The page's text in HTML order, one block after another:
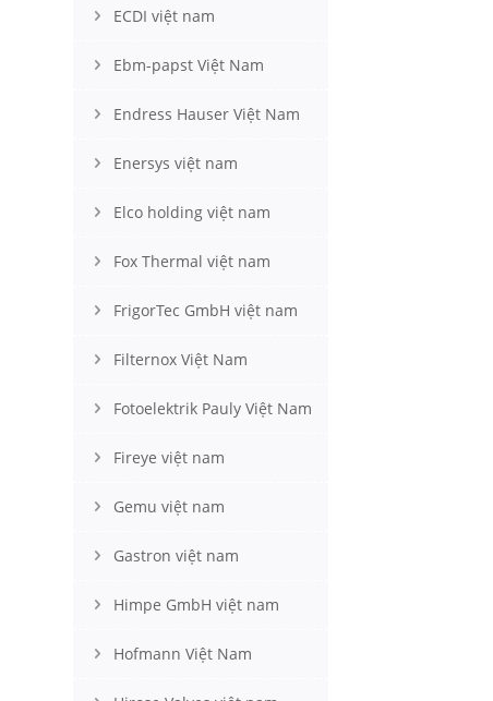
ECDI việt nam
Ebm-papst Việt Nam
Endress Hauser Việt Nam
Enersys việt nam
Elco holding việt nam
Fox Thermal việt nam
FrigorTec GmbH việt nam
Filternox Việt Nam
Fotoelektrik Pauly Việt Nam
Fireye việt nam
Gemu việt nam
Gastron việt nam
Himpe GmbH việt nam
Hofmann Việt Nam